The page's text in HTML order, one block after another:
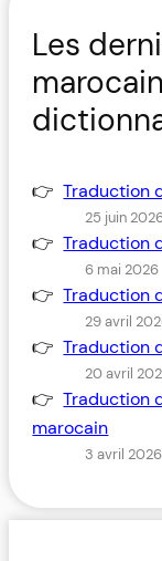
Les
Traduction
25 juin
Traduction
6 mai 2026
Traduction
29 avril
Traduction
20 avril
Traduction
marocain
3 avril 2026